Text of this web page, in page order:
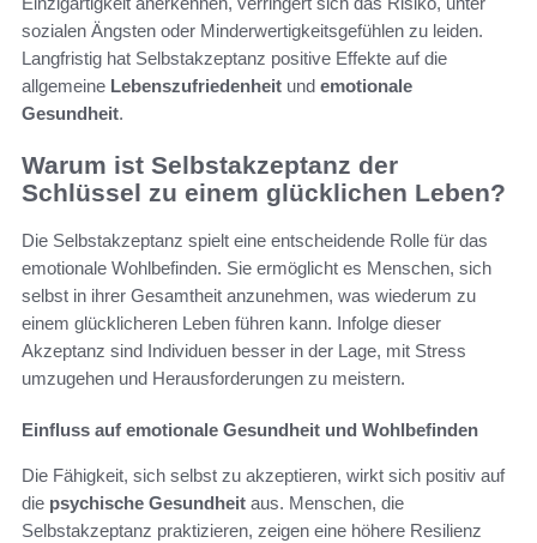
sozialen Ängsten oder Minderwertigkeitsgefühlen zu leiden.
Langfristig hat Selbstakzeptanz positive Effekte auf die
allgemeine Lebenszufriedenheit und emotionale
Gesundheit.
Warum ist Selbstakzeptanz der
Schlüssel zu einem glücklichen Leben?
Die Selbstakzeptanz spielt eine entscheidende Rolle für das
emotionale Wohlbefinden. Sie ermöglicht es Menschen, sich
selbst in ihrer Gesamtheit anzunehmen, was wiederum zu
einem glücklicheren Leben führen kann. Infolge dieser
Akzeptanz sind Individuen besser in der Lage, mit Stress
umzugehen und Herausforderungen zu meistern.
Einfluss auf emotionale Gesundheit und Wohlbefinden
Die Fähigkeit, sich selbst zu akzeptieren, wirkt sich positiv auf
die psychische Gesundheit aus. Menschen, die
Selbstakzeptanz praktizieren, zeigen eine höhere Resilienz